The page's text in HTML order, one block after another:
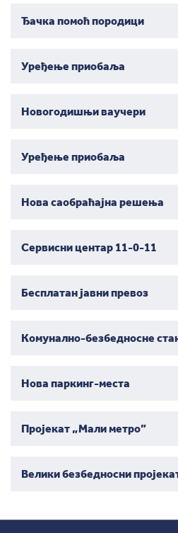
Ђачка помоћ породици
Уређење приобаља
Новогодишњи ваучери
Уређење приобаља
Нова саобраћајна решења
Сервисни центар 11-0-11
Бесплатан јавни превоз
Комунално-безбедносне
Нова паркинг-места
Пројекат „Мали метро”
Велики безбедносни